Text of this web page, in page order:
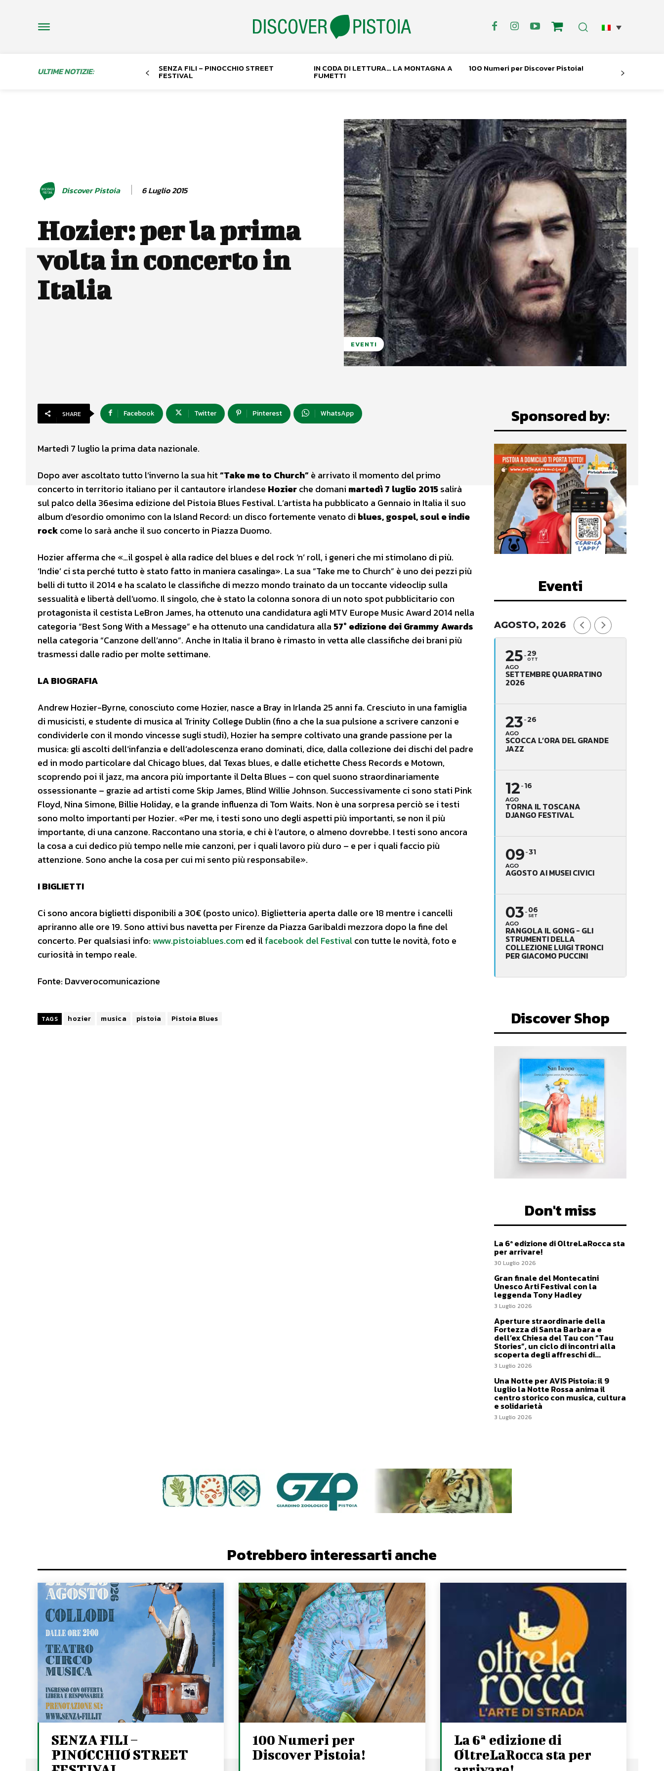
ULTIME NOTIZIE: SENZA FILI – PINOCCHIO STREET
FESTIVAL
IN CODA DI LETTURA… LA MONTAGNA A
FUMETTI
100 Numeri per Discover Pistoia!
Discover Pistoia 6 Luglio 2015
Hozier: per la prima
volta in concerto in
Italia
EVENTI
SHARE Facebook Twitter Pinterest WhatsApp
Martedì 7 luglio la prima data nazionale.
Dopo aver ascoltato tutto l’inverno la sua hit“Take me to Church”è arrivato il momento del primo
concerto in territorio italiano per il cantautore irlandese Hozierche domani martedì 7 luglio 2015salirà
sul palco della 36esima edizione del Pistoia Blues Festival. L’artista ha pubblicato a Gennaio in Italia il suo
album d’esordio omonimo con la Island Record: un disco fortemente venato di blues, gospel, soul e indie
rockcome lo sarà anche il suo concerto in Piazza Duomo.
Hozier afferma che «…il gospel è alla radice del blues e del rock ‘n’ roll, i generi che mi stimolano di più.
‘Indie’ ci sta perché tutto è stato fatto in maniera casalinga». La sua “Take me to Church” è uno dei pezzi più
belli di tutto il 2014 e ha scalato le classifiche di mezzo mondo trainato da un toccante videoclip sulla
sessualità e libertà dell’uomo. Il singolo, che è stato la colonna sonora di un noto spot pubblicitario con
protagonista il cestista LeBron James, ha ottenuto una candidatura agli MTV Europe Music Award 2014 nella
categoria “Best Song With a Message” e ha ottenuto una candidatura alla 57° edizione dei Grammy Awards
nella categoria “Canzone dell’anno”. Anche in Italia il brano è rimasto in vetta alle classifiche dei brani più
trasmessi dalle radio per molte settimane.
LA BIOGRAFIA
Andrew Hozier-Byrne, conosciuto come Hozier, nasce a Bray in Irlanda 25 anni fa. Cresciuto in una famiglia
di musicisti, e studente di musica al Trinity College Dublin (fino a che la sua pulsione a scrivere canzoni e
condividerle con il mondo vincesse sugli studi), Hozier ha sempre coltivato una grande passione per la
musica: gli ascolti dell’infanzia e dell’adolescenza erano dominati, dice, dalla collezione dei dischi del padre
ed in modo particolare dal Chicago blues, dal Texas blues, e dalle etichette Chess Records e Motown,
scoprendo poi il jazz, ma ancora più importante il Delta Blues – con quel suono straordinariamente
ossessionante – grazie ad artisti come Skip James, Blind Willie Johnson. Successivamente ci sono stati Pink
Floyd, Nina Simone, Billie Holiday, e la grande influenza di Tom Waits. Non è una sorpresa perciò se i testi
sono molto importanti per Hozier. «Per me, i testi sono uno degli aspetti più importanti, se non il più
importante, di una canzone. Raccontano una storia, e chi è l’autore, o almeno dovrebbe. I testi sono ancora
la cosa a cui dedico più tempo nelle mie canzoni, per i quali lavoro più duro – e per i quali faccio più
attenzione. Sono anche la cosa per cui mi sento più responsabile».
I BIGLIETTI
Ci sono ancora biglietti disponibili a 30€ (posto unico). Biglietteria aperta dalle ore 18 mentre i cancelli
apriranno alle ore 19. Sono attivi bus navetta per Firenze da Piazza Garibaldi mezzora dopo la fine del
concerto. Per qualsiasi info: www.pistoiablues.com ed ilfacebook del Festivalcon tutte le novità, foto e
curiosità in tempo reale.
Fonte: Davverocomunicazione
TAGS hozier musica pistoia Pistoia Blues
Sponsored by:
Eventi
AGOSTO, 2026
25
AGO
29
OTT
SETTEMBRE QUARRATINO
2026
23
AGO
26
SCOCCA L’ORA DEL GRANDE
JAZZ
12
AGO
16
TORNA IL TOSCANA
DJANGO FESTIVAL
09
AGO
31
AGOSTO AI MUSEI CIVICI
03
AGO
06
SET
RANGOLA IL GONG - GLI
STRUMENTI DELLA
COLLEZIONE LUIGI TRONCI
PER GIACOMO PUCCINI
Discover Shop
Don't miss
La 6ª edizione di OltreLaRocca sta
per arrivare!
30 Luglio 2026
Gran finale del Montecatini
Unesco Arti Festival con la
leggenda Tony Hadley
3 Luglio 2026
Aperture straordinarie della
Fortezza di Santa Barbara e
dell’ex Chiesa del Tau con “Tau
Stories”, un ciclo di incontri alla
scoperta degli affreschi di...
3 Luglio 2026
Una Notte per AVIS Pistoia: il 9
luglio la Notte Rossa anima il
centro storico con musica, cultura
e solidarietà
3 Luglio 2026
Potrebbero interessarti anche
SENZA FILI –
PINOCCHIO STREET
100 Numeri per
Discover Pistoia!
La 6ª edizione di
OltreLaRocca sta per